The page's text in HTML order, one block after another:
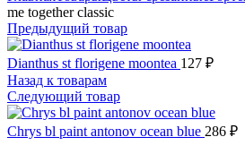
me together classic
Предыдущий товар
Dianthus st florigene moontea 127 ₽
Назад к товарам
Следующий товар
Chrys bl paint antonov ocean blue 286 ₽